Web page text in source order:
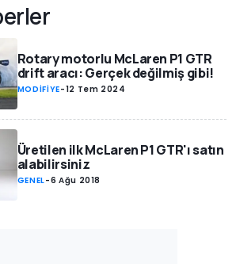
Rotary motorlu McLaren P1 GTR
drift aracı: Gerçek değilmiş gibi!
MODİFİYE-12 Tem 2024
Üretilen ilk McLaren P1 GTR'ı satın
alabilirsiniz
GENEL-6 Ağu 2018